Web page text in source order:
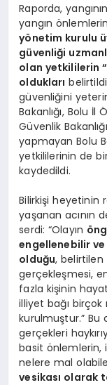
Raporda,
yangın
yönetim kurulu
güvenliği
olan yetkililerin
oldukları
güvenliğini
Bakanlığı, Bolu İl
Güvenlik
yapmayan Bolu
yetkililerinin de
kaydedildi.
Bilirkişi heyetinin
yaşanan acının
serdi: “Olayın
engellenebilir
olduğu, belirtilen
gerçekleşmesi,
fazla kişinin
illiyet bağı
kurulmuştur.” Bu
gerçekleri
basit önlemlerin,
nelere mal
vesikası olarak